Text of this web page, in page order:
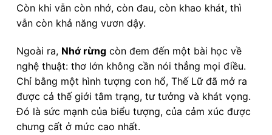
Còn khi vẫn còn nhớ, còn đau, còn khao khát, thì
vẫn còn khả năng vươn dậy.
Ngoài ra, Nhớ rừng còn đem đến một bài học về
nghệ thuật: thơ lớn không cần nói thẳng mọi điều.
Chỉ bằng một hình tượng con hổ, Thế Lữ đã mở ra
được cả thế giới tâm trạng, tư tưởng và khát vọng.
Đó là sức mạnh của biểu tượng, của cảm xúc được
chưng cất ở mức cao nhất.